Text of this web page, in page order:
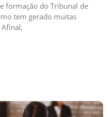
formação do Tribunal de
tem gerado muitas